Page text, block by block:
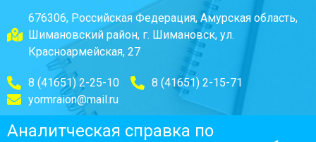
676306, Российская Федерация, Амурская область,
Шимановский район, г. Шимановск, ул.
Красноармейская, 27
8 (41651) 2-25-10
8 (41651) 2-15-71
yormraion@mail.ru
Аналитческая справка по